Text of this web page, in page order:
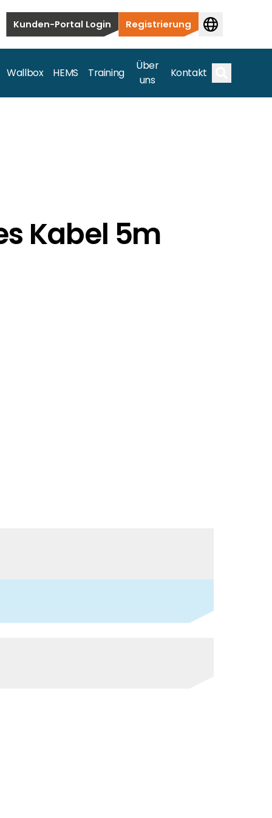
Kunden-Portal Login Registrierung
Wallbox HEMS Training
Über
uns
Kontakt
bis hin zu kommerziellen und
Spektrum ab.
regelmäßige Webinare an und registrieren Sie sich
Schulungen und Webinare.
aus Ihrer Region.
Kabel 5m